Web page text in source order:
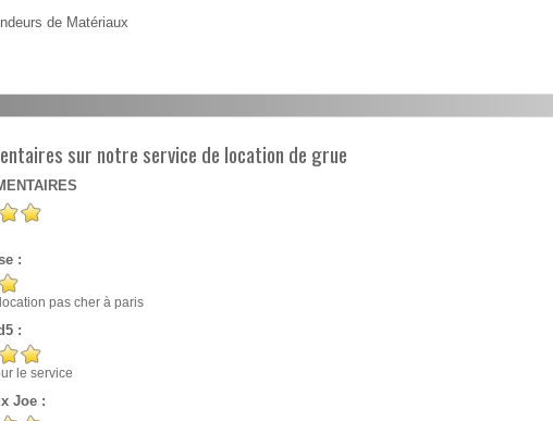
de Matériaux
sur notre service de location de grue
:
pas cher à paris
:
le service
Joe :